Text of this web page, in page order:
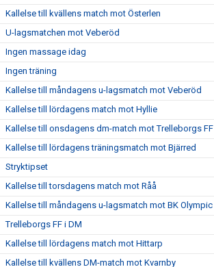
Kallelse till kvällens match mot Österlen
U-lagsmatchen mot Veberöd
Ingen massage idag
Ingen träning
Kallelse till måndagens u-lagsmatch mot Veberöd
Kallelse till lördagens match mot Hyllie
Kallelse till onsdagens dm-match mot Trelleborgs FF
Kallelse till lördagens träningsmatch mot Bjärred
Stryktipset
Kallelse till torsdagens match mot Råå
Kallelse till måndagens u-lagsmatch mot BK Olympic
Trelleborgs FF i DM
Kallelse till lördagens match mot Hittarp
Kallelse till kvällens DM-match mot Kvarnby